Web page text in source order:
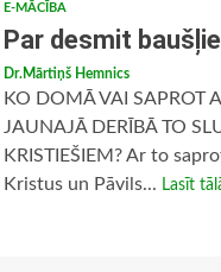
E-MĀCĪBA
Par desmit
Dr.Mārtiņš Hemnics
KO DOMĀ VAI SAPROT
JAUNAJĀ DERĪBĀ TO
KRISTIEŠIEM? Ar to
Kristus un Pāvils... Lasīt